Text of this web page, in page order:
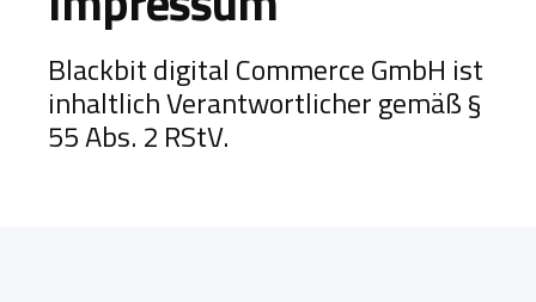
Blackbit digital Commerce GmbH ist
inhaltlich Verantwortlicher gemäß §
55 Abs. 2 RStV.